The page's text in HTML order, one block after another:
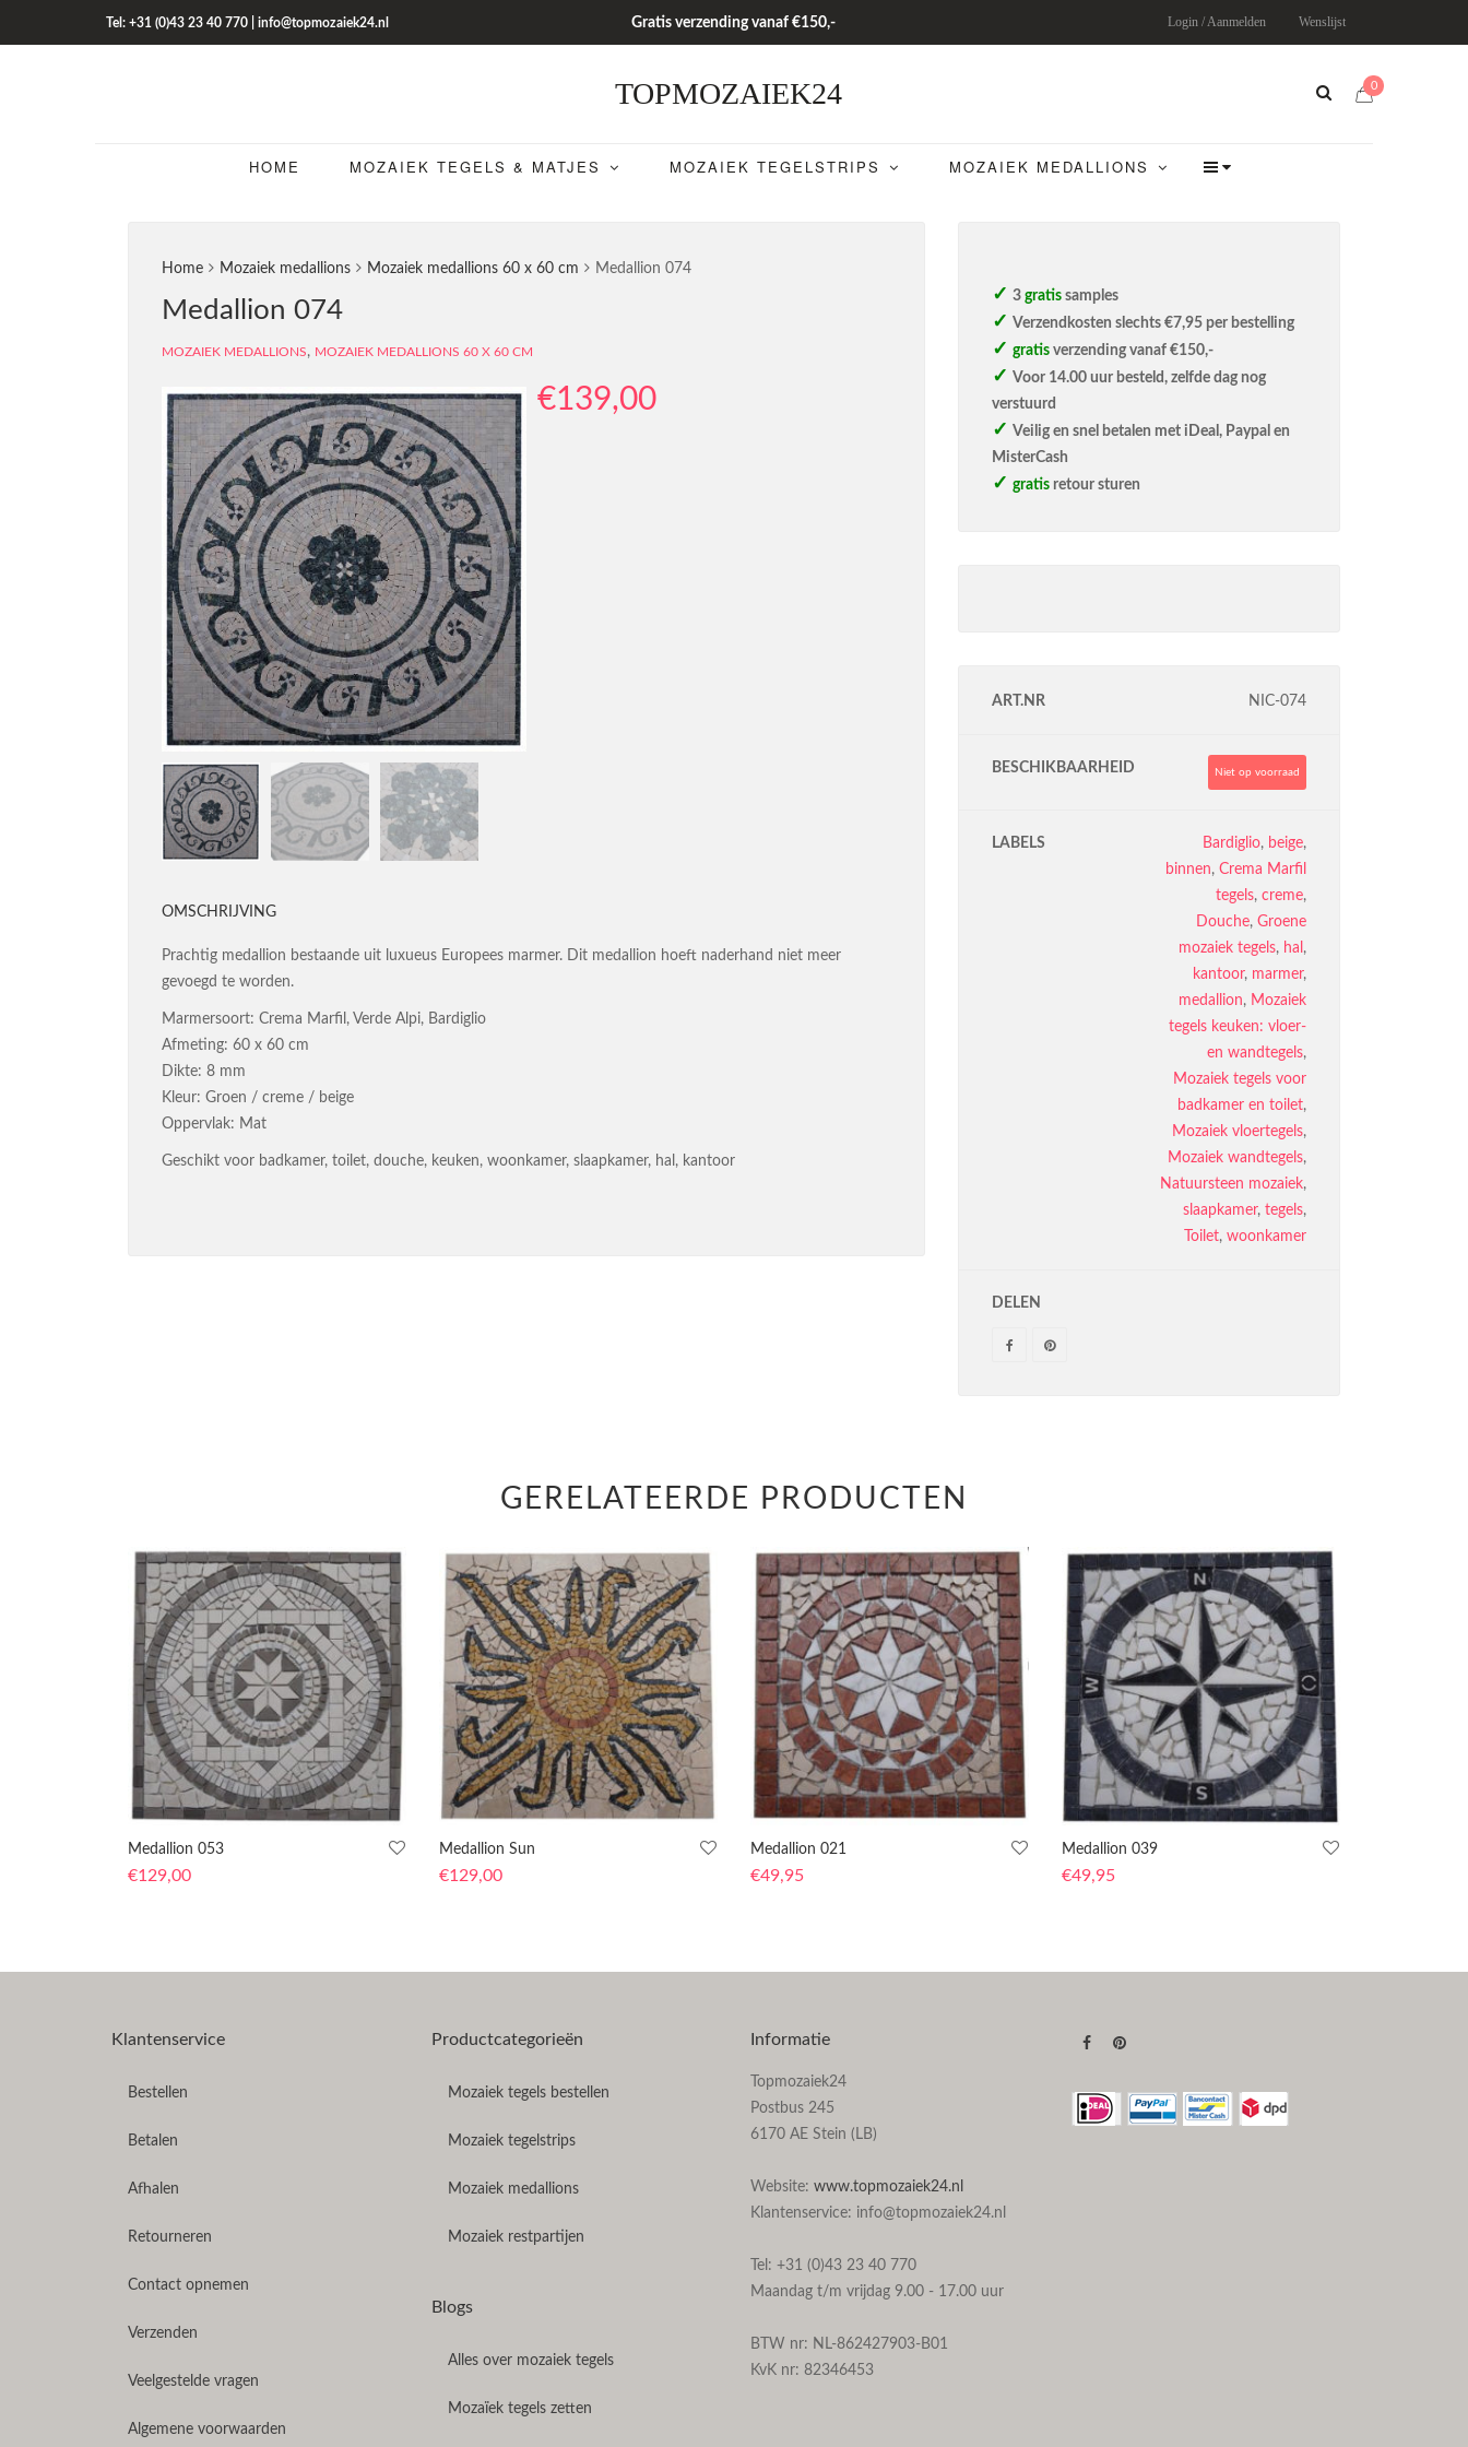
Tel: +31 (0)43 23 40 770 | info@topmozaiek24.nl Gratis verzending vanaf €150,- Login / Aanmelden Wenslijst
TOPMOZAIEK24 0
HOME MOZAIEK TEGELS & MATJES MOZAIEK TEGELSTRIPS MOZAIEK MEDALLIONS
Home Mozaiek medallions Mozaiek medallions 60 x 60 cm Medallion 074
Medallion 074
MOZAIEK MEDALLIONS, MOZAIEK MEDALLIONS 60 X 60 CM
€139,00
OMSCHRIJVING
Prachtig medallion bestaande uit luxueus Europees marmer. Dit medallion hoeft naderhand niet meer
gevoegd te worden.
Marmersoort: Crema Marfil, Verde Alpi, Bardiglio
Afmeting: 60 x 60 cm
Dikte: 8 mm
Kleur: Groen / creme / beige
Oppervlak: Mat
Geschikt voor badkamer, toilet, douche, keuken, woonkamer, slaapkamer, hal, kantoor
3 gratis samples
Verzendkosten slechts €7,95 per bestelling
gratis verzending vanaf €150,-
Voor 14.00 uur besteld, zelfde dag nog
verstuurd
Veilig en snel betalen met iDeal, Paypal en
MisterCash
gratis retour sturen
ART.NR NIC-074
BESCHIKBAARHEID Niet op voorraad
LABELS Bardiglio, beige,
binnen, Crema Marfil
tegels, creme,
Douche, Groene
mozaiek tegels, hal ,
kantoor, marmer,
medallion, Mozaiek
tegels keuken: vloer-
en wandtegels,
Mozaiek tegels voor
badkamer en toilet,
Mozaiek vloertegels,
Mozaiek wandtegels,
Natuursteen mozaiek,
slaapkamer, tegels,
Toilet, woonkamer
DELEN
GERELATEERDE PRODUCTEN
Medallion 053
€129,00
Medallion Sun
€129,00
Medallion 021
€49,95
Medallion 039
€49,95
Klantenservice
Bestellen
Betalen
Afhalen
Retourneren
Contact opnemen
Verzenden
Veelgestelde vragen
Algemene voorwaarden
Productcategorieën
Mozaiek tegels bestellen
Mozaiek tegelstrips
Mozaiek medallions
Mozaiek restpartijen
Blogs
Alles over mozaiek tegels
Mozaïek tegels zetten
Informatie
Topmozaiek24
Postbus 245
6170 AE Stein (LB)
Website: www.topmozaiek24.nl
Klantenservice: info@topmozaiek24.nl
Tel: +31 (0)43 23 40 770
Maandag t/m vrijdag 9.00 - 17.00 uur
BTW nr: NL-862427903-B01
KvK nr: 82346453